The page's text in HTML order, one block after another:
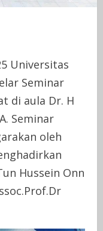
Universitas
Seminar
di aula Dr. H
Seminar
oleh
Hussein Onn